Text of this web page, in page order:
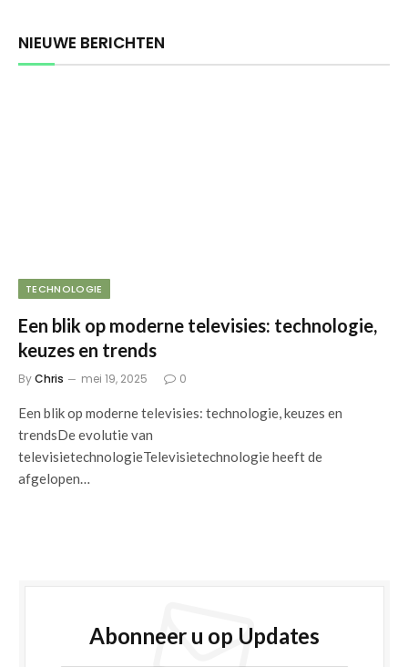
NIEUWE BERICHTEN
TECHNOLOGIE
Een blik op moderne televisies: technologie,
keuzes en trends
ByChris mei 19, 2025 0
Een blik op moderne televisies: technologie, keuzes en
trendsDe evolutie van
televisietechnologieTelevisietechnologie heeft de
afgelopen…
Abonneer u op Updates